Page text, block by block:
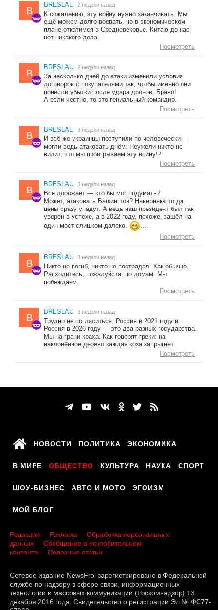
B
BRESLAU 2 недели назад
К сожалению, эту войну нужно заканчивать. Мы
ещё можем долго воевать, но в экономическом
плане откатимся в Средневековье. Китаю до нас
нет никакого дела.
Посмотреть
B
BRESLAU 2 недели назад
За несколько дней до атаки изменили условия
договоров с покупателями так, чтобы именно они
понесли убытки после удара дронов. Браво!
А если честно, то это гениальный командир.
Посмотреть
B
BRESLAU 3 недели назад
И всё же украинцы поступили по-человечески —
могли ведь атаковать днём. Неужели никто не
видит, что мы проигрываем эту войну!?
Посмотреть
B
BRESLAU 3 недели назад
Всё дорожает — кто бы мог подумать?
Может, атаковать Вашингтон? Наверняка тогда
цены сразу упадут. А ведь наш президент был так
уверен в успехе, а в 2022 году, похоже, зашёл на
один мост слишком далеко.
Посмотреть
B
BRESLAU 3 недели назад
Никто не погиб, никто не пострадал. Как обычно.
Расходитесь, пожалуйста, по домам. Мы
побеждаем.
Посмотреть
B
BRESLAU 3 недели назад
Трудно не согласиться. Россия в 2021 году и
Россия в 2026 году — это два разных государства.
Мы на грани краха. Как говорят греки: на
наклонённое дерево каждая коза запрыгнет.
Посмотреть
НОВОСТИ ПОЛИТИКА ЭКОНОМИКА
В МИРЕ ОБЩЕСТВО КУЛЬТУРА НАУКА СПОРТ
ШОУ-БИЗНЕС АВТО И МОТО ЭГОИЗМ
МОЙ БЛОГ
Редакция Реклама
Обработка персональных
данных
Сообщение о оскорбительном
контенте
Полезные статьи
Сетевое издание NewsFrol зарегистрировано в Федеральной
службе по надзору в сфере связи, информационных
технологий и массовых коммуникаций (Роскомнадзор) 13
декабря 2016 года. Свидетельство о регистрации Эл № ФС77-